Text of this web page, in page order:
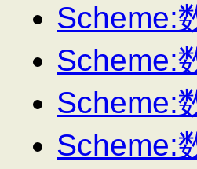
Scheme:
Scheme:
Scheme:
Scheme: